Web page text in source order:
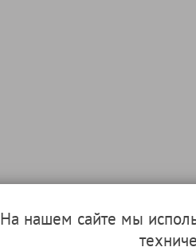
На нашем сайте мы